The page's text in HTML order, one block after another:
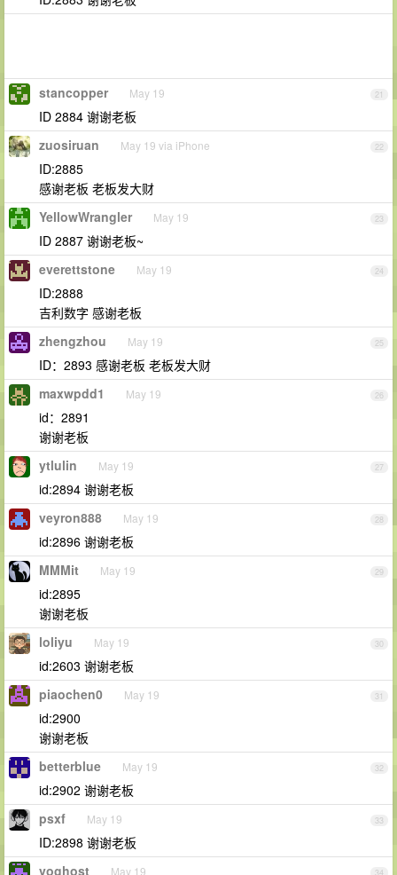
21
stancopper May 19
ID 2884 谢谢老板
22
zuosiruan May 19 via iPhone
ID:2885
感谢老板 老板发大财
23
YellowWrangler May 19
ID 2887 谢谢老板~
24
everettstone May 19
ID:2888
吉利数字 感谢老板
25
zhengzhou May 19
ID：2893 感谢老板 老板发大财
26
maxwpdd1 May 19
id：2891
谢谢老板
27
ytlulin May 19
id:2894 谢谢老板
28
veyron888 May 19
id:2896 谢谢老板
29
MMMit May 19
id:2895
谢谢老板
30
loliyu May 19
id:2603 谢谢老板
31
piaochen0 May 19
id:2900
谢谢老板
32
betterblue May 19
id:2902 谢谢老板
33
psxf May 19
ID:2898 谢谢老板
voghost May 19